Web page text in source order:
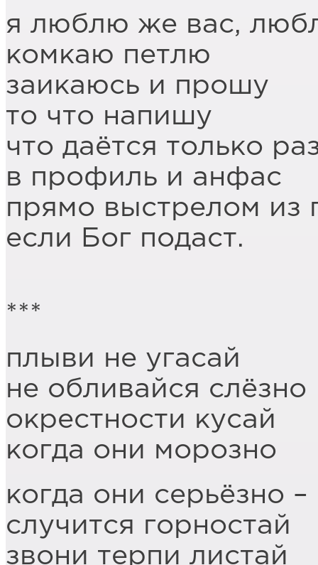
я люблю же вас,
комкаю петлю
заикаюсь и прошу
то что напишу
что даётся только
в профиль и анфас
прямо выстрелом из
если Бог подаст.
***
плыви не угасай
не обливайся слёзно
окрестности кусай
когда они морозно
когда они серьёзно –
случится горностай
звони терпи листай